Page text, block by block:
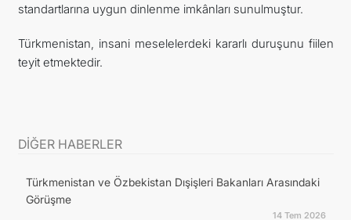
standartlarına uygun dinlenme imkânları sunulmuştur.
Türkmenistan, insani meselelerdeki kararlı duruşunu fiilen
teyit etmektedir.
DİĞER HABERLER
Türkmenistan ve Özbekistan Dışişleri Bakanları Arasındaki
Görüşme
14 Tem 2026